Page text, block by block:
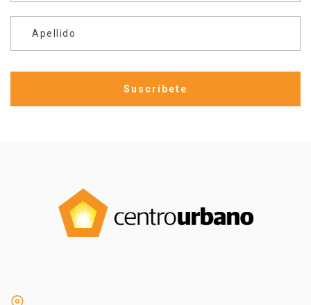
Apellido